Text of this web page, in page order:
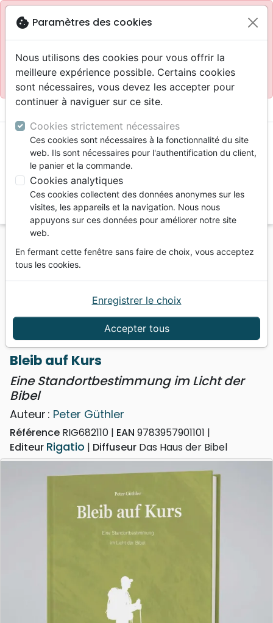
blockSite réservé aux professionnels
Accès pour les professionnels : Se connecter
Site pour le grand public : La Maison de la Bible
menu
Vous ne pouvez pas créer de nouvelle commande
depuis votre pays (United States).
Edification
Bleib auf Kurs - Eine Standortbestimmung im Licht
Bleib auf Kurs
Eine Standortbestimmung im Licht der
Bibel
Auteur : Peter Güthler
Référence RIG682110 EAN 9783957901101
Editeur Rigatio Diffuseur Das Haus der Bibel
cookie Paramètres des cookies
Nous utilisons des cookies pour vous offrir la
meilleure expérience possible. Certains cookies
sont nécessaires, vous devez les accepter pour
continuer à naviguer sur ce site.
Cookies strictement nécessaires
Ces cookies sont nécessaires à la fonctionnalité du site
web. Ils sont nécessaires pour l'authentification du client,
le panier et la commande.
Cookies analytiques
Ces cookies collectent des données anonymes sur les
visites, les appareils et la navigation. Nous nous
appuyons sur ces données pour améliorer notre site
web.
En fermant cette fenêtre sans faire de choix, vous acceptez
tous les cookies.
Accepter tous
Enregistrer le choix